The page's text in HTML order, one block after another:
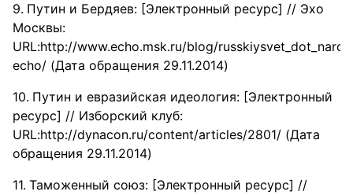
Путин и Бердяев: [Электронный ресурс] // Эхо
Москвы:
URL:http://www.echo.msk.ru/blog/
echo/ (Дата обращения 29.11.2014)
Путин и евразийская идеология: [Электронный
ресурс] // Изборский клуб:
URL:http://dynacon.ru/content/articles/2801/ (Дата
обращения 29.11.2014)
Таможенный союз: [Электронный ресурс] //